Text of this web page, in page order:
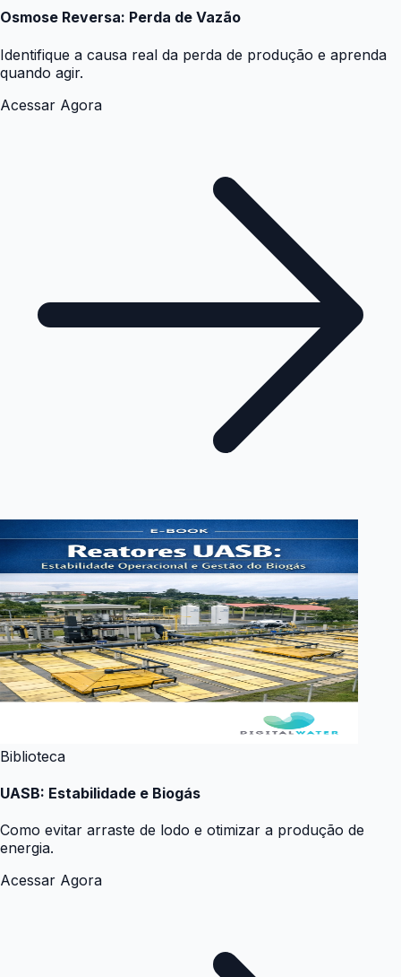
Osmose Reversa: Perda de Vazão
Identifique a causa real da perda de produção e aprenda
quando agir.
Acessar Agora
Biblioteca
UASB: Estabilidade e Biogás
Como evitar arraste de lodo e otimizar a produção de
energia.
Acessar Agora